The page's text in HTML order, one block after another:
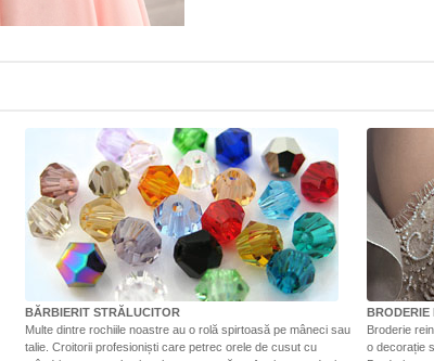
BĂRBIERIT STRĂLUCITOR
Multe dintre rochiile noastre au o rolă spirtoasă pe mâneci sau
talie. Croitorii profesioniști care petrec orele de cusut cu
BRODERIE
Broderie
o decorație